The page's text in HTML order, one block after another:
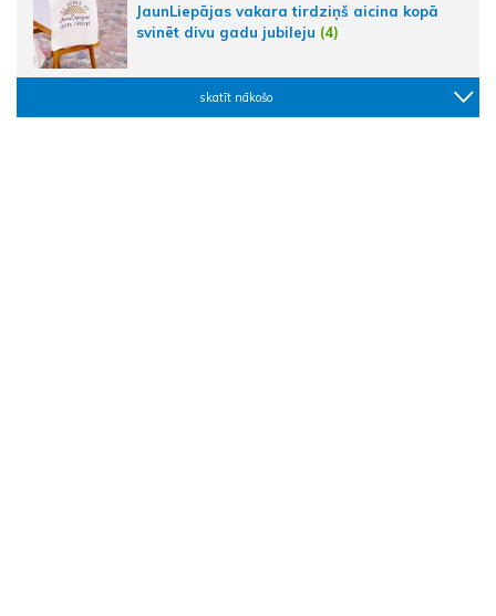
JaunLiepājas vakara tirdziņš aicina kopā
svinēt divu gadu jubileju (4)
skatīt nākošo